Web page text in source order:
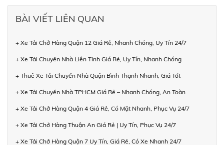
BÀI VIẾT LIÊN QUAN
+ Xe Tải Chở Hàng Quận 12 Giá Rẻ, Nhanh Chóng, Uy Tín 24/7
+ Xe Tải Chuyển Nhà Liên Tỉnh Giá Rẻ, Uy Tín, Nhanh Chóng
+ Thuê Xe Tải Chuyển Nhà Quận Bình Thạnh Nhanh, Giá Tốt
+ Xe Tải Chuyển Nhà TPHCM Giá Rẻ – Nhanh Chóng, An Toàn
+ Xe Tải Chở Hàng Quận 4 Giá Rẻ, Có Mặt Nhanh, Phục Vụ 24/7
+ Xe Tải Chở Hàng Thuận An Giá Rẻ | Uy Tín, Phục Vụ 24/7
+ Xe Tải Chở Hàng Quận 7 Uy Tín, Giá Rẻ, Có Xe Nhanh 24/7